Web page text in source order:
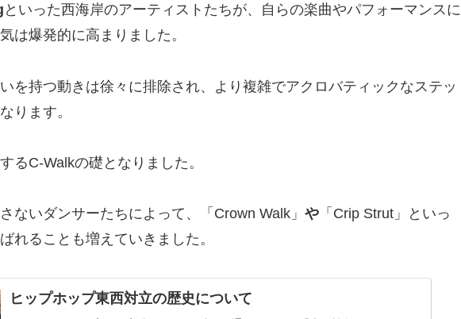
といった西海岸のアーティストたちが、自らの楽曲やパフォーマンスに
は爆発的に高まりました。
を持つ動きは徐々に排除され、より複雑でアクロバティックなステッ
ります。
るC-Walkの礎となりました。
ないダンサーたちによって、「Crown Walk」 や 「Crip Strut」といっ
れることも増えていきました。
ヒップホップ東西対立の歴史について